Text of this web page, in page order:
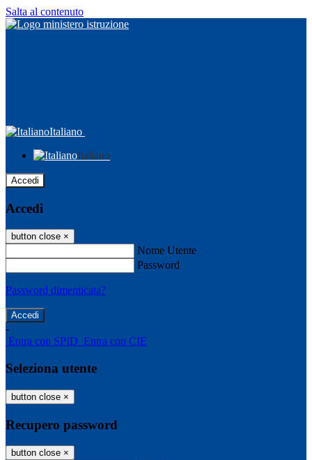
Salta al contenuto
Italiano
Italiano
Accedi
Accedi
button close ×
Nome Utente
Password
Password dimenticata?
-
Entra con SPID Entra con CIE
Seleziona utente
button close ×
Recupero password
button close ×